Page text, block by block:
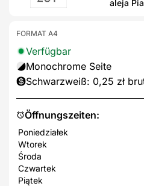
aleja
Öffnungszeiten:
Poniedziałek
Wtorek
Środa
Czwartek
Piątek
FORMAT A4
Verfügbar
Monochrome Seite
Schwarzweiß: 0,25 zł